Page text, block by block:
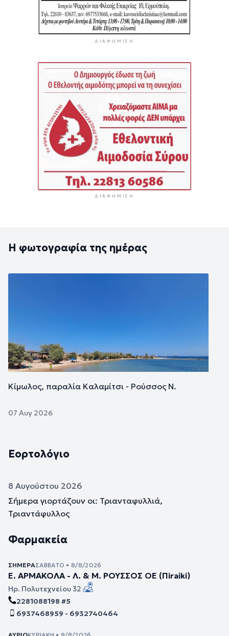
ΔΙΑΦΉΜΙΣΗ
ΔΙΑΦΉΜΙΣΗ
Η φωτογραφία της ημέρας
Κίμωλος, παραλία Καλαμίτσι - Ρούσσος Ν.
07 Αυγ 2026
Εορτολόγιο
8 Αυγούστου 2026
Σήμερα γιορτάζουν οι: Τριανταφυλλιά,
Τριαντάφυλλος
Φαρμακεία
ΣΉΜΕΡΑΣΆΒΒΑΤΟ • 8/8/2026
Ε. ΑΡΜΑΚΟΛΑ - Λ. & Μ. ΡΟΥΣΣΟΣ ΟΕ (Πiraiki)
Ηρ. Πολυτεχνείου 32
2281088198 #5
6937468959 - 6932740464